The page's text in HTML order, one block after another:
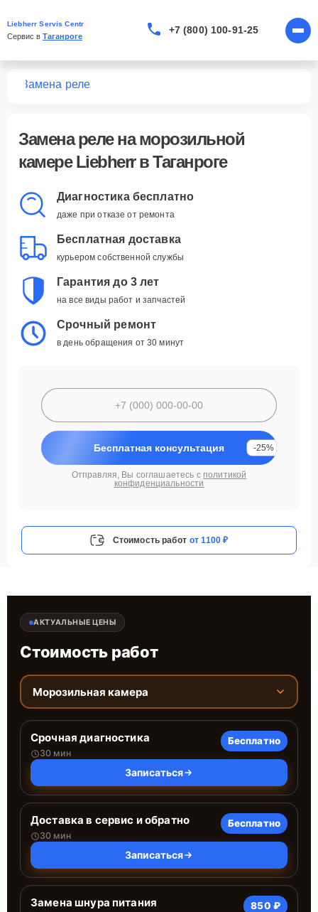
Liebherr Servis Centr
Сервис в Таганроге
+7 (800) 100-91-25
Замена реле
Замена релена морозильной
камере Liebherr в Таганроге
Диагностика бесплатно
даже при отказе от ремонта
Бесплатная доставка
курьером собственной службы
Гарантия до 3 лет
на все виды работ и запчастей
Срочный ремонт
в день обращения от 30 минут
Бесплатная консультация -25%
Отправляя, Вы соглашаетесь с политикой
конфиденциальности
Стоимость работ от 1100 ₽
АКТУАЛЬНЫЕ ЦЕНЫ
Стоимость работ
Морозильная камера
Срочная диагностика
30 мин
Бесплатно
Записаться
Доставка в сервис и обратно
30 мин
Бесплатно
Записаться
Замена шнура питания 850 ₽